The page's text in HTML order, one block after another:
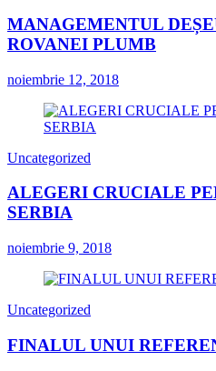
MANAGEMENTUL
ROVANEI PLUMB
noiembrie 12, 2018
Uncategorized
ALEGERI CRUCIALE
SERBIA
noiembrie 9, 2018
Uncategorized
FINALUL UNUI